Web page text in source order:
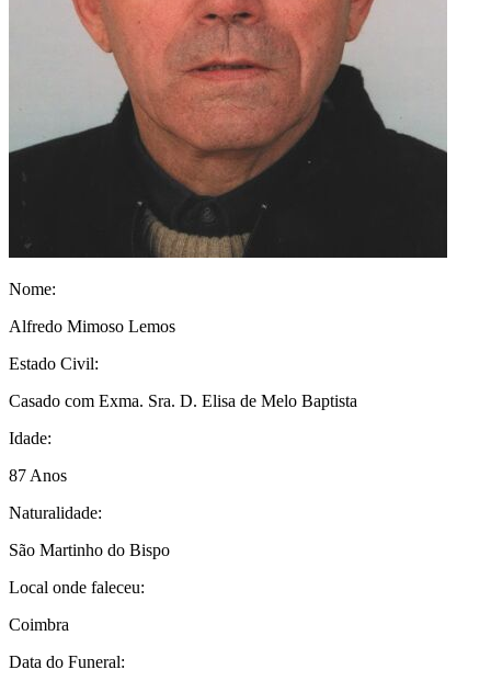
Nome:
Alfredo Mimoso Lemos
Estado Civil:
Casado com Exma. Sra. D. Elisa de Melo Baptista
Idade:
87 Anos
Naturalidade:
São Martinho do Bispo
Local onde faleceu:
Coimbra
Data do Funeral: